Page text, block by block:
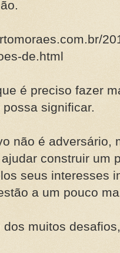
de.html
é preciso fazer
significar.
não é adversário,
construir um
seus interesses
a um pouco
dos muitos